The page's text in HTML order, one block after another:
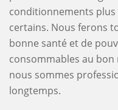
conditionnements plus
certains. Nous ferons
bonne santé et de
consommables au
nous sommes
longtemps.